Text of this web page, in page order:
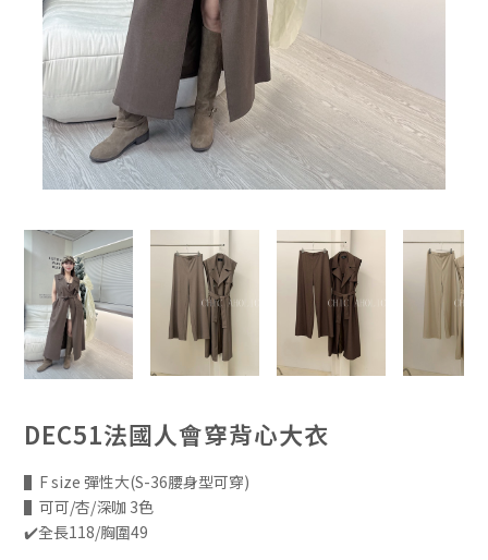
DEC51法國人會穿背心大衣
▌F size 彈性大(S-36腰身型可穿)
▌可可/杏/深咖 3色
✔️全長118/胸圍49